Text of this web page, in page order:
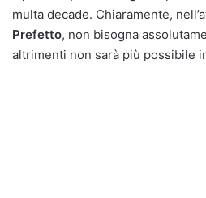
multa decade. Chiaramente,
Prefetto, non bisogna
altrimenti non sarà più possibile